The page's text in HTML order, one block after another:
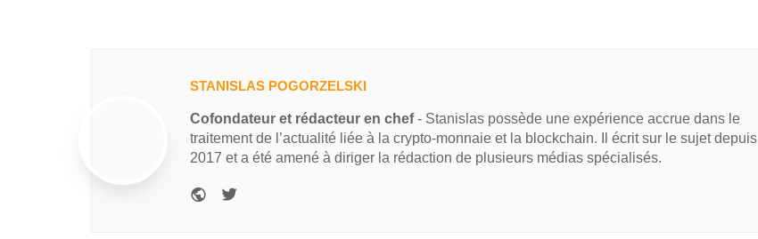
STANISLAS POGORZELSKI
Cofondateur et rédacteur en chef- Stanislas possède une expérience accrue dans le
traitement de l’actualité liée à la crypto-monnaie et la blockchain. Il écrit sur le sujet depuis
2017 et a été amené à diriger la rédaction de plusieurs médias spécialisés.